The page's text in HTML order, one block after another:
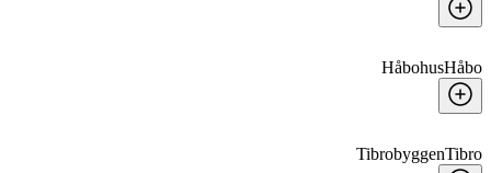
HåbohusHåbo
TibrobyggenTibro